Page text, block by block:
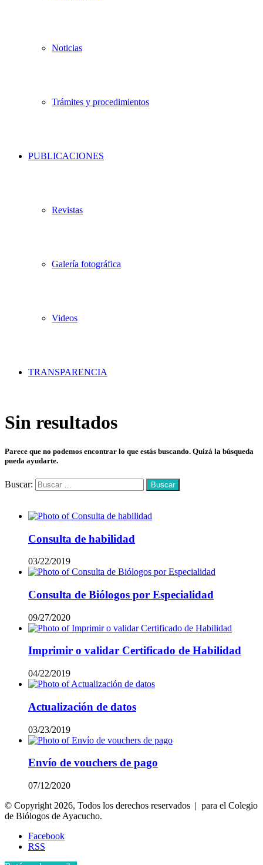
Noticias
Trámites y procedimientos
PUBLICACIONES
Revistas
Galería fotográfica
Videos
TRANSPARENCIA
Sin resultados
Parece que no podemos encontrar lo que estás buscando. Quizá la búsqueda
pueda ayudarte.
Buscar:
Consulta de habilidad
03/22/2019
Consulta de Biólogos por Especialidad
09/27/2020
Imprimir o validar Certificado de Habilidad
04/22/2019
Actualización de datos
03/23/2019
Envío de vouchers de pago
07/12/2020
© Copyright 2026, Todos los derechos reservados | para el Colegio
de Biólogos de Ayacucho.
Facebook
RSS